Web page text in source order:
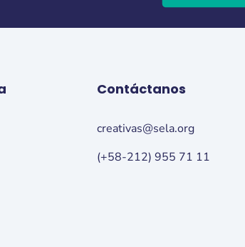
Contáctanos
creativas@sela.org
(+58-212) 955 71 11